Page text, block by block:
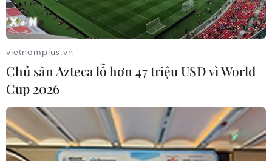
vietnamplus.vn
Chủ sân Azteca lỗ hơn 47 triệu USD vì World
Cup 2026